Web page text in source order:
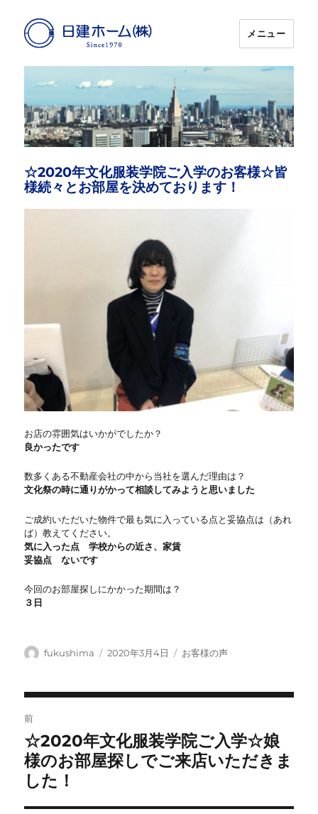
日建ホーム
メニュー
☆2020年文化服装学院ご入学のお客様☆皆
様続々とお部屋を決めております！
お店の雰囲気はいかがでしたか？
良かったです
数多くある不動産会社の中から当社を選んだ理由は？
文化祭の時に通りがかって相談してみようと思いました
ご成約いただいた物件で最も気に入っている点と妥協点は（あれ
ば）教えてください。
気に入った点 学校からの近さ、家賃
妥協点 ないです
今回のお部屋探しにかかった期間は？
３日
投
fukushima
投
2020年3月4日
カ
リ
お客様の声
稿
ナ
ビ
ゲ
ー
前
前
の
投
稿:
☆2020年文化服装学院ご入学☆娘
様のお部屋探しでご来店いただきま
した！